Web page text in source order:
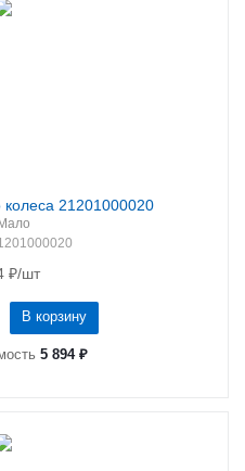
21201000020
Мало
₽/шт
В корзину
5 894 ₽